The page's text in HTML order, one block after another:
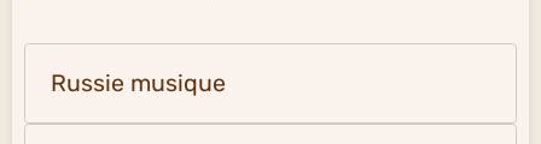
Russie musique